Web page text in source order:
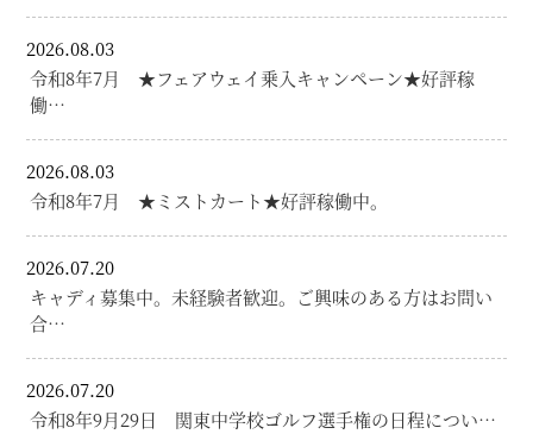
2026.08.03
令和8年7月 ★フェアウェイ乗入キャンペーン★好評稼
働…
2026.08.03
令和8年7月 ★ミストカート★好評稼働中。
2026.07.20
キャディ募集中。未経験者歓迎。ご興味のある方はお問い
合…
2026.07.20
令和8年9月29日 関東中学校ゴルフ選手権の日程につい…